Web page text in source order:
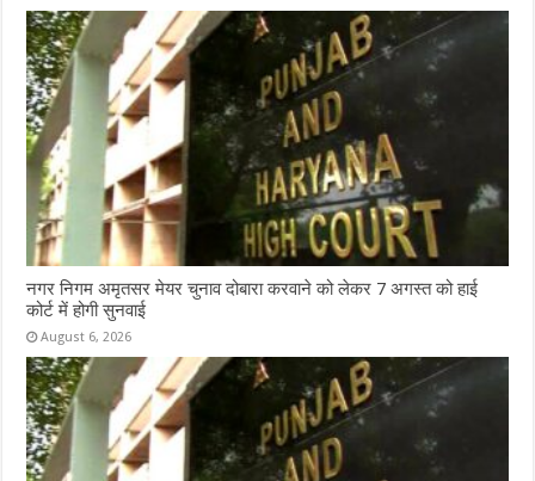
नगर निगम अमृतसर मेयर चुनाव दोबारा करवाने को लेकर 7 अगस्त को हाई
कोर्ट में होगी सुनवाई
August 6, 2026